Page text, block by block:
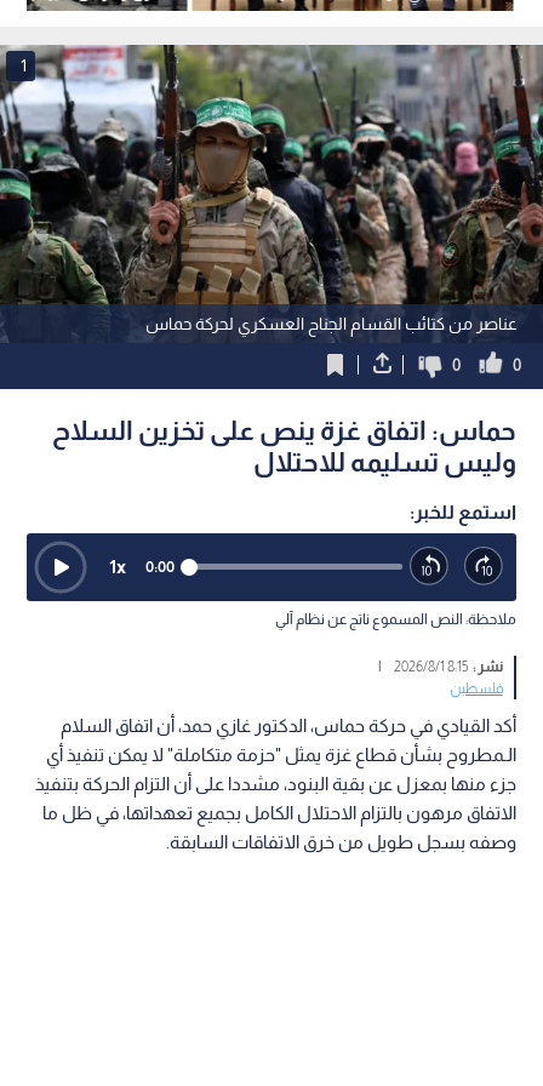
تشرين الثاني 2026
عناصر من كتائب القسام الجناح العسكري لحركة حماس
1
0
0
حماس: اتفاق غزة ينص على تخزين السلاح
وليس تسليمه للاحتلال
استمع للخبر:
0:00
1x
ملاحظة: النص المسموع ناتج عن نظام آلي
نشر :8:15 2026/8/1
|
فلسطين
أكد القيادي في حركة حماس، الدكتور غازي حمد، أن اتفاق السلام
الـمطروح بشأن قطاع غزة يمثل "حزمة متكاملة" لا يمكن تنفيذ أي
جزء منها بمعزل عن بقية البنود، مشددا على أن التزام الحركة بتنفيذ
الاتفاق مرهون بالتزام الاحتلال الكامل بجميع تعهداتها، في ظل ما
وصفه بسجل طويل من خرق الاتفاقات السابقة.